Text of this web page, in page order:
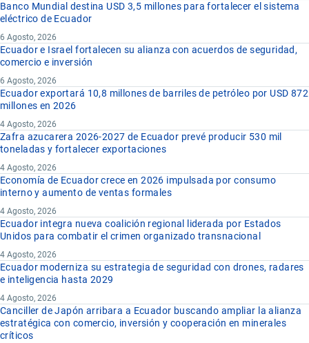
Banco Mundial destina USD 3,5 millones para fortalecer el sistema
eléctrico de Ecuador
6 Agosto, 2026
Ecuador e Israel fortalecen su alianza con acuerdos de seguridad,
comercio e inversión
6 Agosto, 2026
Ecuador exportará 10,8 millones de barriles de petróleo por USD 872
millones en 2026
4 Agosto, 2026
Zafra azucarera 2026-2027 de Ecuador prevé producir 530 mil
toneladas y fortalecer exportaciones
4 Agosto, 2026
Economía de Ecuador crece en 2026 impulsada por consumo
interno y aumento de ventas formales
4 Agosto, 2026
Ecuador integra nueva coalición regional liderada por Estados
Unidos para combatir el crimen organizado transnacional
4 Agosto, 2026
Ecuador moderniza su estrategia de seguridad con drones, radares
e inteligencia hasta 2029
4 Agosto, 2026
Canciller de Japón arribara a Ecuador buscando ampliar la alianza
estratégica con comercio, inversión y cooperación en minerales
críticos